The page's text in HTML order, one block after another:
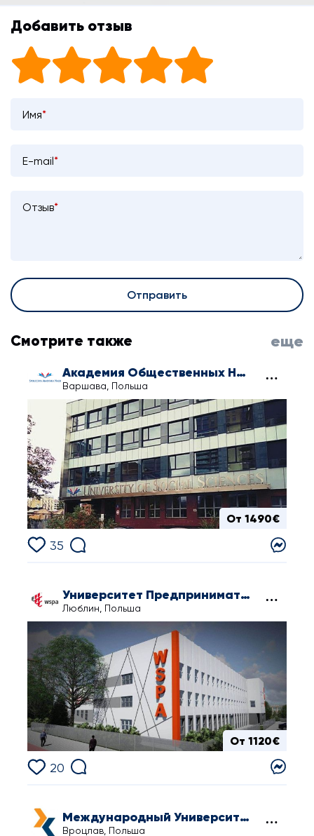
Добавить отзыв
Имя*
E-mail*
Отзыв*
Отправить
Смотрите также еще
Академия Общественных Наук в Варшаве
Варшава, Польша
От 1490€
35
Университет Предпринимательства и Администрации в Люблине
Люблин, Польша
От 1120€
20
Международный Университет Транспорта и Логистики в Вроцлаве
Вроцлав, Польша